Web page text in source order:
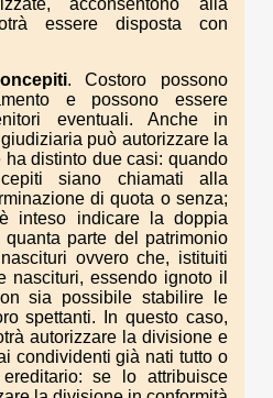
essere disposta con
. Costoro possono
e possono essere
eventuali. Anche in
può autorizzare la
distinto due casi: quando
siano chiamati alla
di quota o senza;
inteso indicare la doppia
parte del patrimonio
ovvero che, istituiti
nascituri, essendo ignoto il
sia possibile stabilire le
spettanti. In questo caso,
autorizzare la divisione e
condividenti già nati tutto o
se lo attribuisce